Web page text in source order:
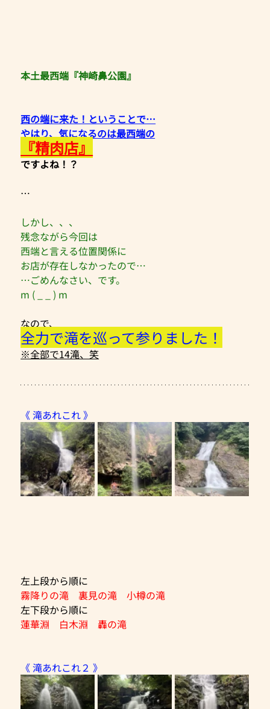
本土最西端『神崎鼻公園』
西の端に来た！ということで…
やはり、気になるのは最西端の
『精肉店』
ですよね！？
…
しかし、、、
残念ながら今回は
西端と言える位置関係に
お店が存在しなかったので…
…ごめんなさい、です。
m ( _ _ ) m
なので、
全力で滝を巡って参りました！
※全部で14滝、笑
《 滝あれこれ 》
左上段から順に
霧降りの滝　裏見の滝　小樽の滝
左下段から順に
蓮華淵　白木淵　轟の滝
《 滝あれこれ２ 》